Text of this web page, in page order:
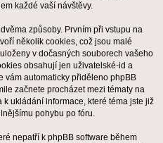
každé vaší návštěvy.
způsoby. Prvním při vstupu na
několik cookies, což jsou malé
v dočasných souborech vašeho
obsahují jen uživatelské-id a
vám automaticky přiděleno phpBB
začnete procházet mezi tématy na
k ukládání informace, které téma jste již
pohybu po fóru.
nepatří k phpBB software během